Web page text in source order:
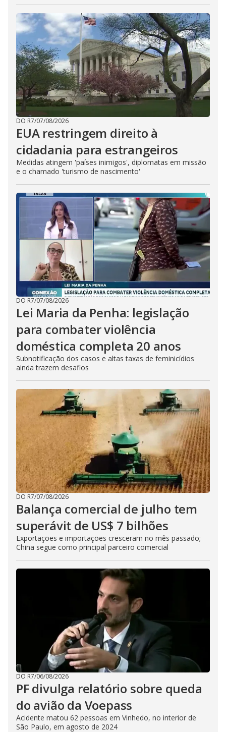
DO R7/07/08/2026
EUA restringem direito à
cidadania para estrangeiros
Medidas atingem 'países inimigos', diplomatas em missão
e o chamado 'turismo de nascimento'
DO R7/07/08/2026
Lei Maria da Penha: legislação
para combater violência
doméstica completa 20 anos
Subnotificação dos casos e altas taxas de feminicídios
ainda trazem desafios
DO R7/07/08/2026
Balança comercial de julho tem
superávit de US$ 7 bilhões
Exportações e importações cresceram no mês passado;
China segue como principal parceiro comercial
DO R7/06/08/2026
PF divulga relatório sobre queda
do avião da Voepass
Acidente matou 62 pessoas em Vinhedo, no interior de
São Paulo, em agosto de 2024